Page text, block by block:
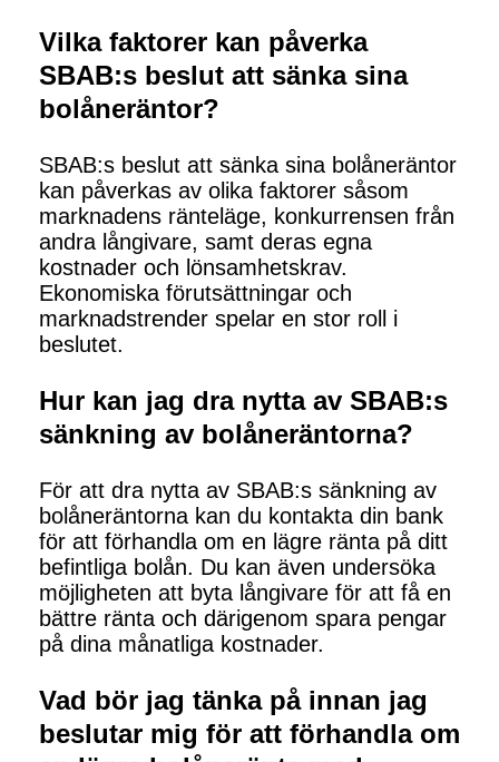
Vilka faktorer kan påverka
SBAB:s beslut att sänka sina
bolåneräntor?
SBAB:s beslut att sänka sina bolåneräntor
kan påverkas av olika faktorer såsom
marknadens ränteläge, konkurrensen från
andra långivare, samt deras egna
kostnader och lönsamhetskrav.
Ekonomiska förutsättningar och
marknadstrender spelar en stor roll i
beslutet.
Hur kan jag dra nytta av SBAB:s
sänkning av bolåneräntorna?
För att dra nytta av SBAB:s sänkning av
bolåneräntorna kan du kontakta din bank
för att förhandla om en lägre ränta på ditt
befintliga bolån. Du kan även undersöka
möjligheten att byta långivare för att få en
bättre ränta och därigenom spara pengar
på dina månatliga kostnader.
Vad bör jag tänka på innan jag
beslutar mig för att förhandla om